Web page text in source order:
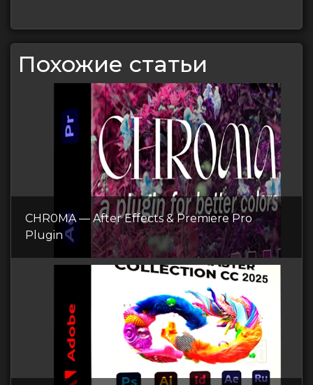
Похожие статьи
CHR0MA — After Effects & Premiere Pro
Plugin